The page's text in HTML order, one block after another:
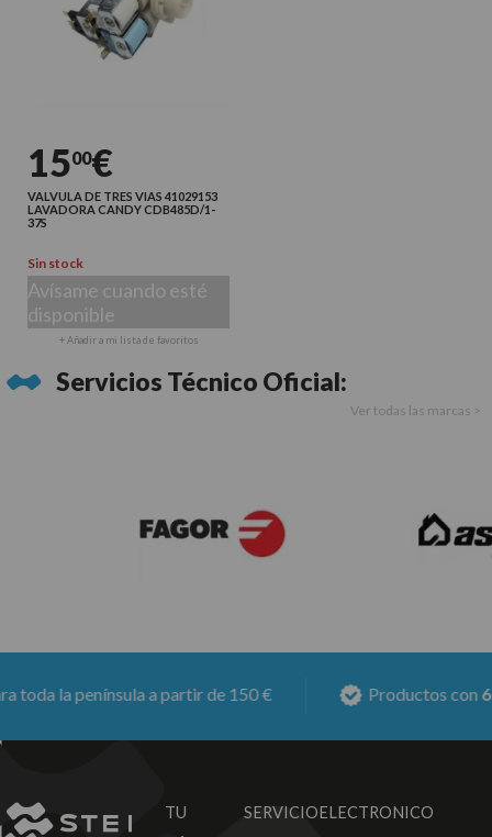
1500€
VALVULA DE TRES VIAS 41029153
LAVADORA CANDY CDB485D/1-
37S
Sin stock
Avísame cuando esté
disponible
+ Añadir a mi lista de favoritos
Servicios Técnico Oficial:
Ver todas las marcas >
la península a partir de 150 € Productos con6
TU SERVICIOELECTRONICO